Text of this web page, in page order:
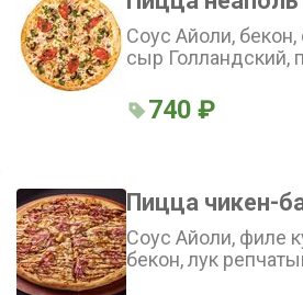
Соус Айоли,
сыр Голландский,
740 ₽
Пицца чикен-
Соус Айоли, филе
бекон, лук